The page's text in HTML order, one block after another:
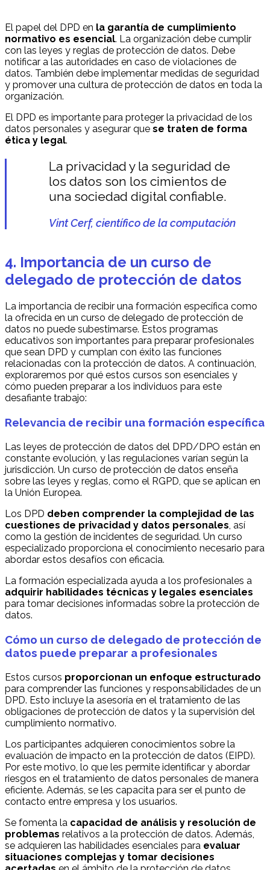
El papel del DPD en la garantía de cumplimiento
normativo es esencial. La organización debe cumplir
con las leyes y reglas de protección de datos. Debe
notificar a las autoridades en caso de violaciones de
datos. También debe implementar medidas de seguridad
y promover una cultura de protección de datos en toda la
organización.
El DPD es importante para proteger la privacidad de los
datos personales y asegurar que se traten de forma
ética y legal.
La privacidad y la seguridad de
los datos son los cimientos de
una sociedad digital confiable.
Vint Cerf, científico de la computación
4. Importancia de un curso de
delegado de protección de datos
La importancia de recibir una formación específica como
la ofrecida en un curso de delegado de protección de
datos no puede subestimarse. Estos programas
educativos son importantes para preparar profesionales
que sean DPD y cumplan con éxito las funciones
relacionadas con la protección de datos. A continuación,
exploraremos por qué estos cursos son esenciales y
cómo pueden preparar a los individuos para este
desafiante trabajo:
Relevancia de recibir una formación específica
Las leyes de protección de datos del DPD/DPO están en
constante evolución, y las regulaciones varían según la
jurisdicción. Un curso de protección de datos enseña
sobre las leyes y reglas, como el RGPD, que se aplican en
la Unión Europea.
Los DPD deben comprender la complejidad de las
cuestiones de privacidad y datos personales , así
como la gestión de incidentes de seguridad. Un curso
especializado proporciona el conocimiento necesario para
abordar estos desafíos con eficacia.
La formación especializada ayuda a los profesionales a
adquirir habilidades técnicas y legales esenciales
para tomar decisiones informadas sobre la protección de
datos.
Cómo un curso de delegado de protección de
datos puede preparar a profesionales
Estos cursos proporcionan un enfoque estructurado
para comprender las funciones y responsabilidades de un
DPD. Esto incluye la asesoría en el tratamiento de las
obligaciones de protección de datos y la supervisión del
cumplimiento normativo.
Los participantes adquieren conocimientos sobre la
evaluación de impacto en la protección de datos (EIPD).
Por este motivo, lo que les permite identificar y abordar
riesgos en el tratamiento de datos personales de manera
eficiente. Además, se les capacita para ser el punto de
contacto entre empresa y los usuarios.
Se fomenta la capacidad de análisis y resolución de
problemas relativos a la protección de datos. Además,
se adquieren las habilidades esenciales para evaluar
situaciones complejas y tomar decisiones